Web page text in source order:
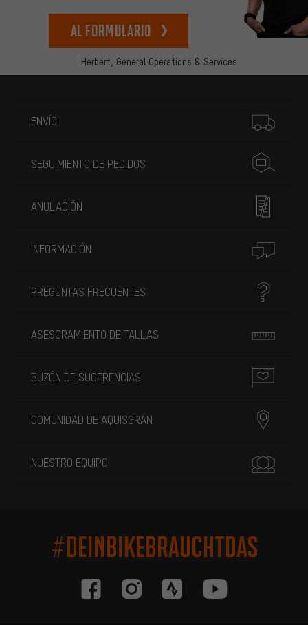
Herbert, General Operations & Services
Al formulario
ENVÍO
SEGUIMIENTO DE PEDIDOS
ANULACIÓN
INFORMACIÓN
PREGUNTAS FRECUENTES
ASESORAMIENTO DE TALLAS
BUZÓN DE SUGERENCIAS
COMUNIDAD DE AQUISGRÁN
NUESTRO EQUIPO
#DEINBIKEBRAUCHTDAS